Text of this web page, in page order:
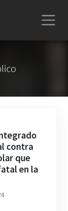
contra
que
en la